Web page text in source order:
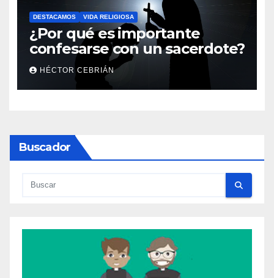
DESTACAMOS VIDA RELIGIOSA
¿Por qué es importante
confesarse con un sacerdote?
HÉCTOR CEBRIÁN
Buscador